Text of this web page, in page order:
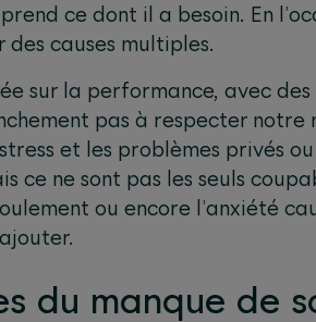
ce dont il a besoin. En
causes multiples.
sur la performance, avec
pas à respecter
et les problèmes privés
ce ne sont pas les seuls
ou encore l’anxiété
du manque de